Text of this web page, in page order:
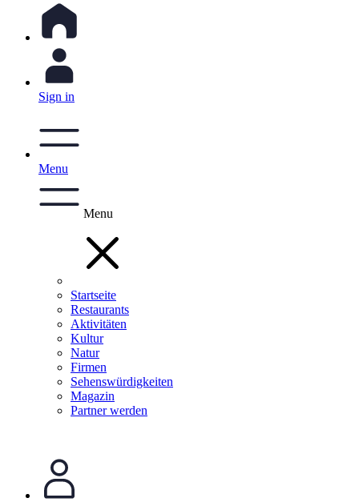
Sign in
Menu
Menu
Startseite
Restaurants
Aktivitäten
Kultur
Natur
Firmen
Sehenswürdigkeiten
Magazin
Partner werden